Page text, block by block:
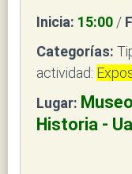
Inicia: 15:00 /
Categorías:
actividad:
Lugar:
Historia -